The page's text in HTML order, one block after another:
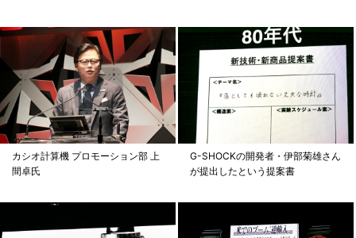
カシオ計算機 プロモーション部 上
間卓氏
G-SHOCKの開発者・伊部菊雄さん
が提出したという提案書